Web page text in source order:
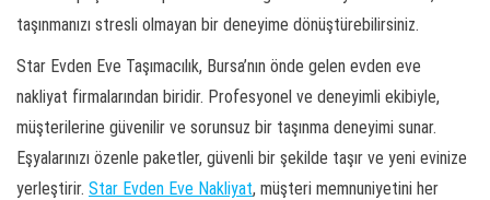
taşınmanızı stresli olmayan bir deneyime dönüştürebilirsiniz.
Star Evden Eve Taşımacılık, Bursa’nın önde gelen evden eve
nakliyat firmalarından biridir. Profesyonel ve deneyimli ekibiyle,
müşterilerine güvenilir ve sorunsuz bir taşınma deneyimi sunar.
Eşyalarınızı özenle paketler, güvenli bir şekilde taşır ve yeni evinize
yerleştirir. Star Evden Eve Nakliyat, müşteri memnuniyetini her